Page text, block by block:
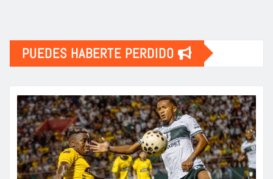
PUEDES HABERTE PERDIDO